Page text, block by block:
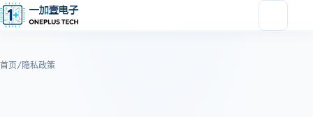
首页/隐私政策